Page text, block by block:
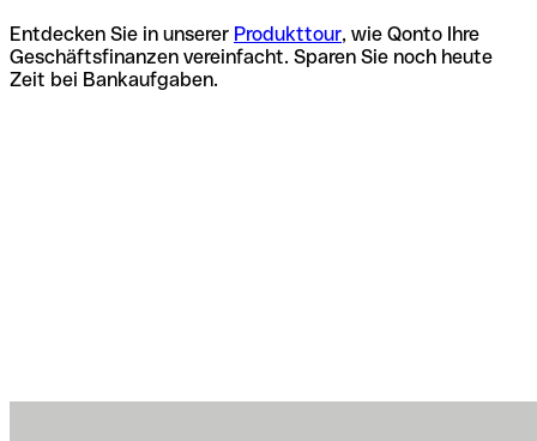
Entdecken Sie in unserer Produkttour, wie Qonto Ihre
Geschäftsfinanzen vereinfacht. Sparen Sie noch heute
Zeit bei Bankaufgaben.